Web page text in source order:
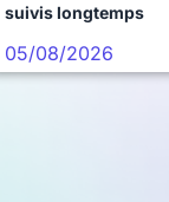
suivis longtemps
05/08/2026